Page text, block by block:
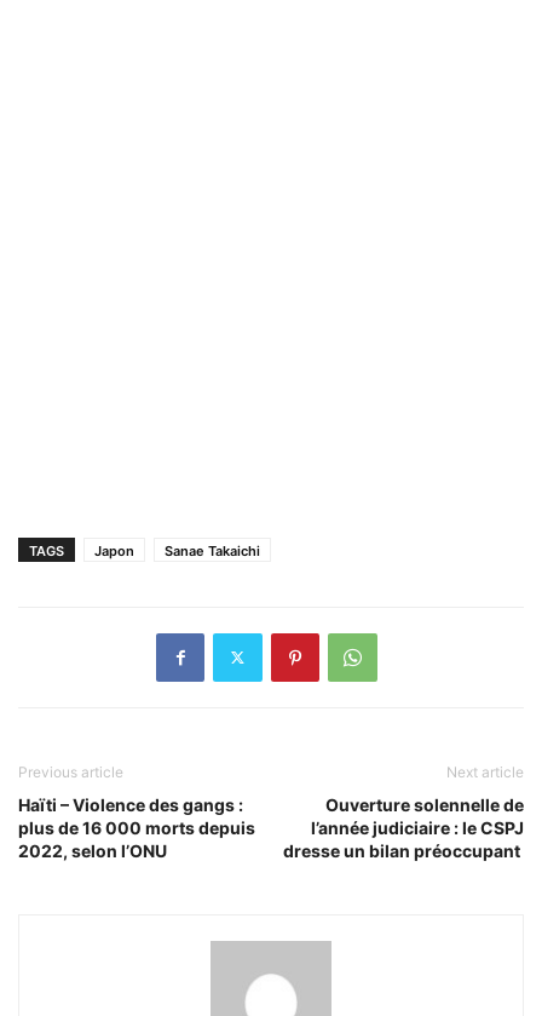
TAGS Japon Sanae Takaichi
Previous article
Haïti – Violence des gangs :
plus de 16 000 morts depuis
2022, selon l’ONU
Next article
Ouverture solennelle de
l’année judiciaire : le CSPJ
dresse un bilan préoccupant